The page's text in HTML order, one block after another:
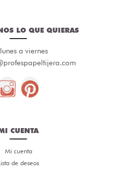
LO QUE QUIERAS
a viernes
CUENTA
Mi cuenta
de deseos